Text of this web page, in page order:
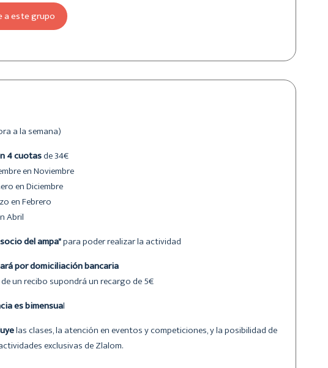
a este grupo
a la semana)
4 cuotasde 34€
en Noviembre
en Diciembre
en Febrero
Abril
socio del ampa"para poder realizar la actividad
por domiciliación bancaria
un recibo supondrá un recargo de 5€
es bimensual
las clases, la atención en eventos y competiciones, y la posibilidad de
exclusivas de Zlalom.